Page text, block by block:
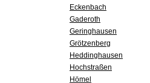
Eckenbach
Gaderoth
Geringhausen
Grötzenberg
Heddinghausen
Hochstraßen
Hömel